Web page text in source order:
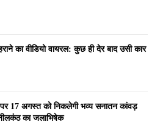
का वीडियो वायरल: कुछ ही देर बाद उसी कार
17 अगस्त को निकलेगी भव्य सनातन कांवड़
का जलाभिषेक